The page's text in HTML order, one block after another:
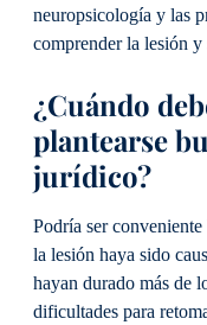
neuropsicología y las
comprender la lesión y
¿Cuándo
plantearse
jurídico?
Podría ser
la lesión haya sido
hayan durado más de
dificultades para